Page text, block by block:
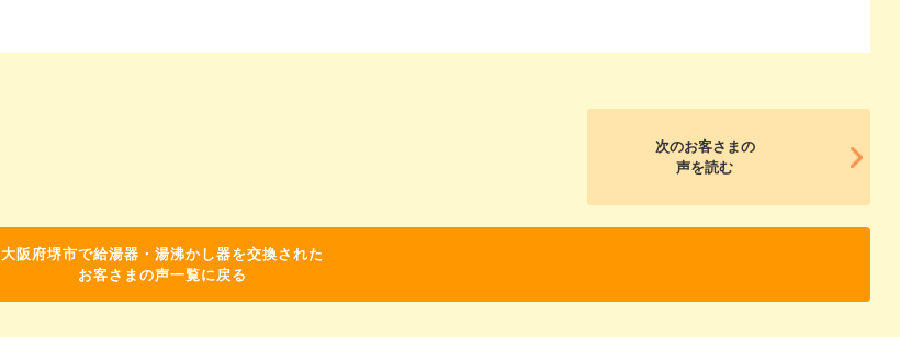
次のお客さまの
声を読む
大阪府堺市で給湯器・湯沸かし器を交換された
お客さまの声一覧に戻る